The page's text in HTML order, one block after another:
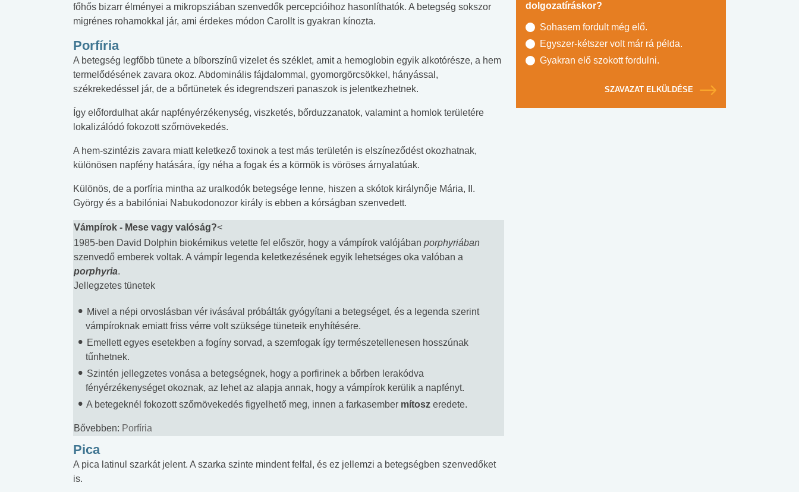
főhős bizarr élményei a mikropsziában szenvedők percepcióihoz hasonlíthatók. A betegség sokszor
migrénes rohamokkal jár, ami érdekes módon Carollt is gyakran kínozta.
Porfíria
A betegség legfőbb tünete a bíborszínű vizelet és széklet, amit a hemoglobin egyik alkotórésze, a hem
termelődésének zavara okoz. Abdominális fájdalommal, gyomorgörcsökkel, hányással,
székrekedéssel jár, de a bőrtünetek és idegrendszeri panaszok is jelentkezhetnek.
Így előfordulhat akár napfényérzékenység, viszketés, bőrduzzanatok, valamint a homlok területére
lokalizálódó fokozott szőrnövekedés.
A hem-szintézis zavara miatt keletkező toxinok a test más területén is elszíneződést okozhatnak,
különösen napfény hatására, így néha a fogak és a körmök is vöröses árnyalatúak.
Különös, de a porfíria mintha az uralkodók betegsége lenne, hiszen a skótok királynője Mária, II.
György és a babilóniai Nabukodonozor király is ebben a kórságban szenvedett.
Vámpírok - Mese vagy valóság?<
1985-ben David Dolphin biokémikus vetette fel először, hogy a vámpírok valójában porphyriában
szenvedő emberek voltak. A vámpír legenda keletkezésének egyik lehetséges oka valóban a
porphyria.
Jellegzetes tünetek
Mivel a népi orvoslásban vér ivásával próbálták gyógyítani a betegséget, és a legenda szerint
vámpíroknak emiatt friss vérre volt szüksége tüneteik enyhítésére.
Emellett egyes esetekben a fogíny sorvad, a szemfogak így természetellenesen hosszúnak
tűnhetnek.
Szintén jellegzetes vonása a betegségnek, hogy a porfirinek a bőrben lerakódva
fényérzékenységet okoznak, az lehet az alapja annak, hogy a vámpírok kerülik a napfényt.
A betegeknél fokozott szőrnövekedés figyelhető meg, innen a farkasember mítosz eredete.
Bővebben: Porfíria
Pica
A pica latinul szarkát jelent. A szarka szinte mindent felfal, és ez jellemzi a betegségben szenvedőket
is.
dolgozatíráskor?
Sohasem fordult még elő.
Egyszer-kétszer volt már rá példa.
Gyakran elő szokott fordulni.
SZAVAZAT ELKÜLDÉSE